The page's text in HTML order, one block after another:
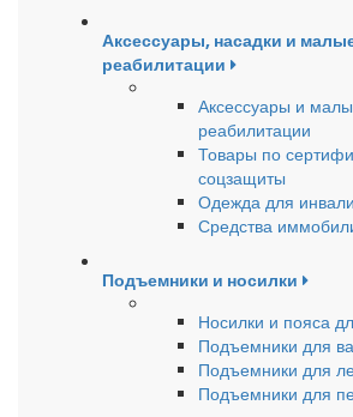
Аксессуары, насадки и
реабилитации
Аксессуары и
реабилитации
Товары по
соцзащиты
Одежда для
Средства
Подъемники и носилки
Носилки и пояса
Подъемники для
Подъемники для
Подъемники для